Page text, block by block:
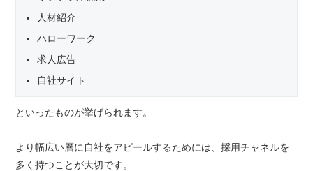
人材紹介
ハローワーク
求人広告
自社サイト
といったものが挙げられます。
より幅広い層に自社をアピールするためには、採用チャネルを
多く持つことが大切です。